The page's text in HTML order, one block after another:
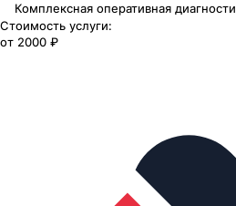
Комплексная оперативная
Стоимость услуги:
от 2000 ₽